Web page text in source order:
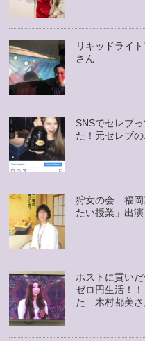
リキッドライ
さん
SNSでセレブ
た！元セレブ
狩女の会 福岡
たい授業」出演
ホストに貢い
ゼロ円生活！
た 木村都美さ